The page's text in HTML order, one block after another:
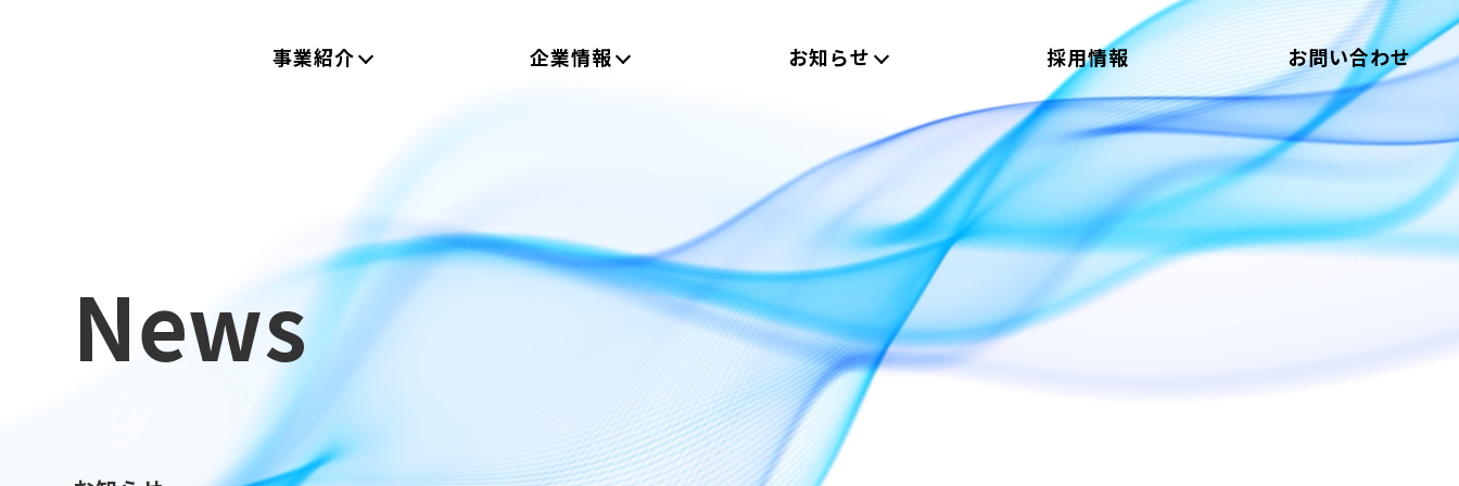
事業紹介 企業情報 お知らせ 採用情報 お問い合わせ
News